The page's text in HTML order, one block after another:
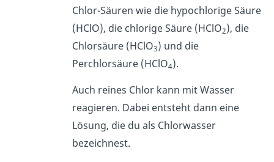
Chlor-Säuren wie die hypochlorige Säure
(HClO), die chlorige Säure (HClO2), die
Chlorsäure (HClO3) und die
Perchlorsäure (HClO4).
Auch reines Chlor kann mit Wasser
reagieren. Dabei entsteht dann eine
Lösung, die du als Chlorwasser
bezeichnest.